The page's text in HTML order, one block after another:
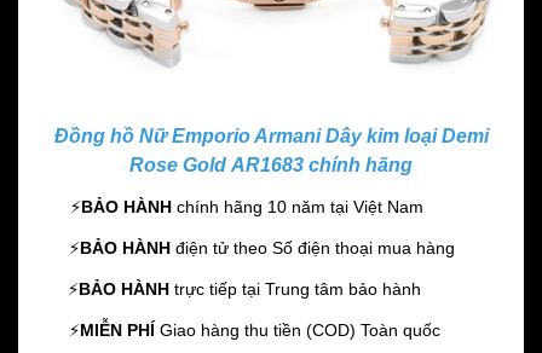
Đồng hồ Nữ Emporio Armani Dây kim loại Demi
Rose Gold AR1683 chính hãng
⚡️BẢO HÀNH chính hãng 10 năm tại Việt Nam
⚡️BẢO HÀNH điện tử theo Số điện thoại mua hàng
⚡️BẢO HÀNH trực tiếp tại Trung tâm bảo hành
⚡️MIỄN PHÍ Giao hàng thu tiền (COD) Toàn quốc